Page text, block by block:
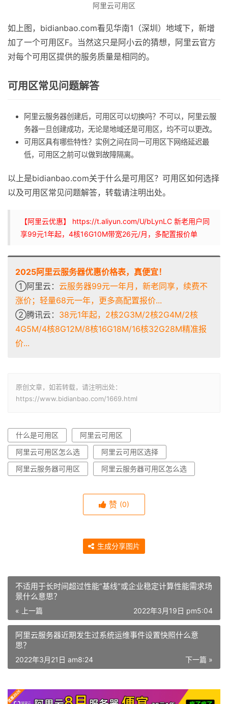
阿里云可用区
如上图，bidianbao.com看见华南1（深圳）地域下，新增
加了一个可用区F。当然这只是阿小云的猜想，阿里云官方
对每个可用区提供的服务质量是相同的。
可用区常见问题解答
阿里云服务器创建后，可用区可以切换吗？不可以，阿里云服
务器一旦创建成功，无论是地域还是可用区，均不可以更改。
可用区具有哪些特性？实例之间在同一可用区下网络延迟最
低，可用区之前可以做到故障隔离。
以上是bidianbao.com关于什么是可用区？可用区如何选择
以及可用区常见问题解答，转载请注明出处。
【阿里云优惠】 https://t.aliyun.com/U/bLynLC 新老用户同
享99元1年起，4核16G10M带宽26元/月，多配置报价单
2025阿里云服务器优惠价格表，真便宜！
①阿里云： 云服务器99元一年月，新老同享，续费不
涨价；轻量68元一年，更多高配置报价...
②腾讯云： 38元1年起，2核2G3M/2核2G4M/2核
4G5M/4核8G12M/8核16G18M/16核32G28M精准报
价...
原创文章，如若转载，请注明出处：
https://www.bidianbao.com/1669.html
什么是可用区
阿里云可用区
阿里云可用区怎么选
阿里云可用区选择
阿里云服务器可用区
阿里云服务器可用区怎么选
赞 (0)
生成分享图片
不适用于长时间超过性能“基线”或企业稳定计算性能需求场
景什么意思？
« 上一篇 2022年3月19日 pm5:04
阿里云服务器近期发生过系统运维事件设置快照什么意
思？
下一篇 »
2022年3月21日 am8:24